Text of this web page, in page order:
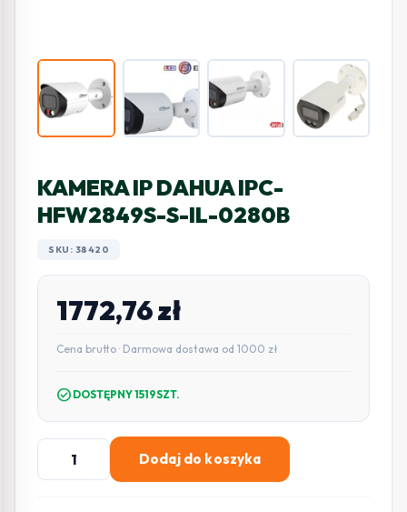
KAMERA IP DAHUA IPC-
HFW2849S-S-IL-0280B
SKU: 38420
1772,76zł
Cena brutto · Darmowa dostawa od 1000 zł
check_circle DOSTĘPNY 1519SZT.
ilość
KAMERA
Dodaj do koszyka